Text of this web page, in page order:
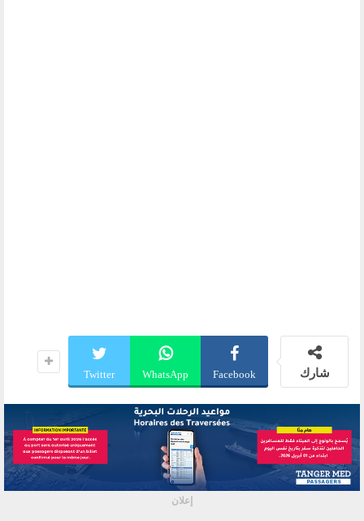
شارك Facebook
WhatsApp
Twitter
إعلان